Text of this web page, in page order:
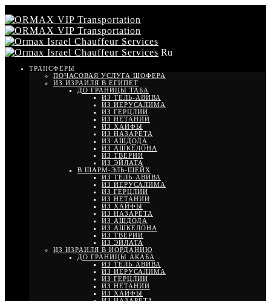
Ru
ТРАНСФЕРЫ
ПОЧАСОВАЯ УСЛУГА ШОФЕРА
ИЗ ИЗРАИЛЯ В ЕГИПЕТ
ДО ГРАНИЦЫ ТАБА
ИЗ ТЕЛЬ-АВИВА
ИЗ ИЕРУСАЛИМА
ИЗ ГЕРЦЛИИ
ИЗ НЕТАНИИ
ИЗ ХАЙФЫ
ИЗ НАЗАРЕТА
ИЗ АШДОДА
ИЗ АШКЕЛОНА
ИЗ ТВЕРИИ
ИЗ ЭЙЛАТА
В ШАРМ-ЭЛЬ-ШЕЙХ
ИЗ ТЕЛЬ-АВИВА
ИЗ ИЕРУСАЛИМА
ИЗ ГЕРЦЛИИ
ИЗ НЕТАНИИ
ИЗ ХАЙФЫ
ИЗ НАЗАРЕТА
ИЗ АШДОДА
ИЗ АШКЕЛОНА
ИЗ ТВЕРИИ
ИЗ ЭЙЛАТА
ИЗ ИЗРАИЛЯ В ИОРДАНИЮ
ДО ГРАНИЦЫ АКАБА
ИЗ ТЕЛЬ-АВИВА
ИЗ ИЕРУСАЛИМА
ИЗ ГЕРЦЛИИ
ИЗ НЕТАНИИ
ИЗ ХАЙФЫ